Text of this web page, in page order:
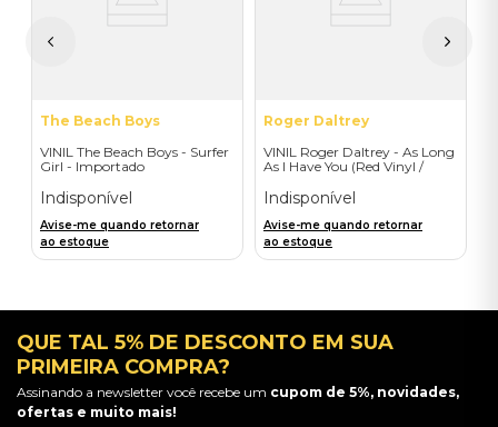
The Beach Boys
VINIL The Beach Boys - Surfer
Girl - Importado
Indisponível
Avise-me quando retornar
ao estoque
Roger Daltrey
VINIL Roger Daltrey - As Long
As I Have You (Red Vinyl /
Indisponível
Avise-me quando retornar
ao estoque
QUE TAL 5% DE DESCONTO EM SUA
PRIMEIRA COMPRA?
Assinando a newsletter você recebe um cupom de 5%, novidades,
ofertas e muito mais!